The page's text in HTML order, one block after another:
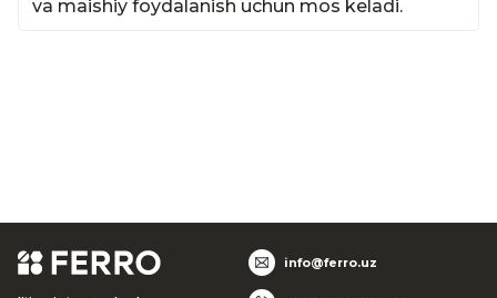
va maishiy foydalanish uchun mos keladi.
info@ferro.uz